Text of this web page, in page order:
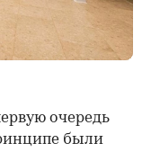
очередь
были